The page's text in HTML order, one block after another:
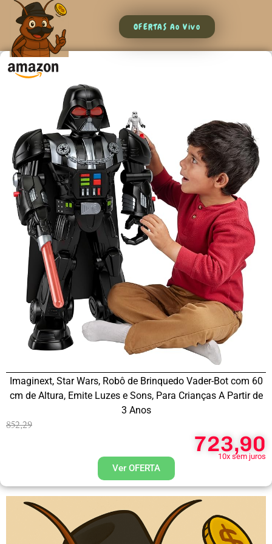
OFERTAS Ao Vivo
Imaginext, Star Wars, Robô de Brinquedo Vader-Bot com 60
cm de Altura, Emite Luzes e Sons, Para Crianças A Partir de
3 Anos
852,29
723,90
10x sem juros
Ver OFERTA